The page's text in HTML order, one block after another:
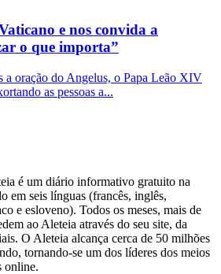
e nos convida a
o que importa”
a oração do Angelus, o Papa Leão XIV
as pessoas a...
é um diário informativo gratuito na
em seis línguas (francês, inglês,
e esloveno). Todos os meses, mais de
ao Aleteia através do seu site, da
O Aleteia alcança cerca de 50 milhões
tornando-se um dos líderes dos meios
online.